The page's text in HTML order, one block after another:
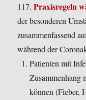
117.Praxisregeln
der besonderen
zusammenfassend
während der
Patienten mit
Zusammenhang
können (Fieber,